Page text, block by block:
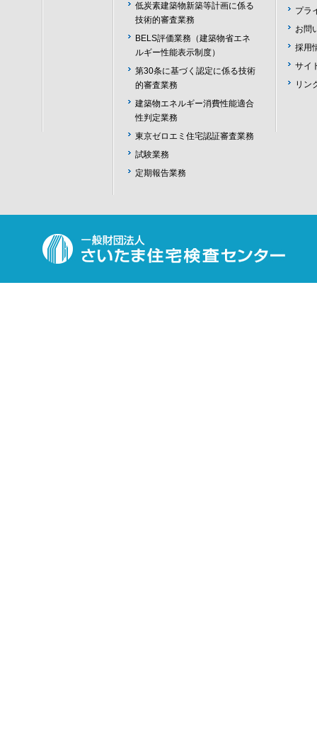
低炭素建築物新築等計画に係る
技術的審査業務
BELS評価業務（建築物省エネ
ルギー性能表示制度）
第30条に基づく認定に係る技術
的審査業務
建築物エネルギー消費性能適合
性判定業務
東京ゼロエミ住宅認証審査業務
試験業務
定期報告業務
プラ
お問
採用
サイ
リン